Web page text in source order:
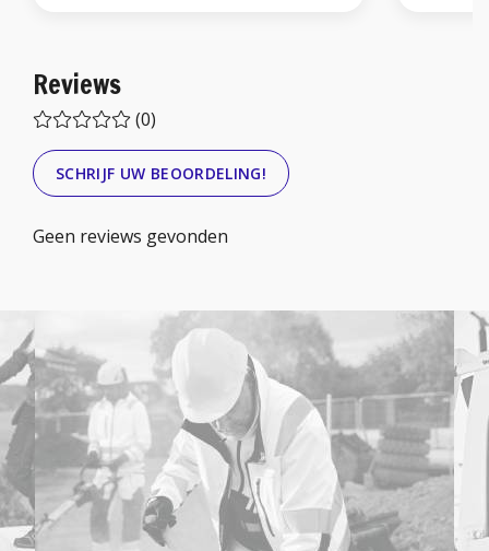
Reviews
(0)
SCHRIJF UW BEOORDELING!
Geen reviews gevonden